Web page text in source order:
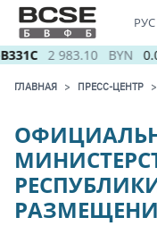
2 983.10 BYN
ГЛАВНАЯ ПРЕСС-ЦЕНТР